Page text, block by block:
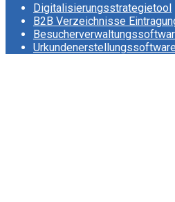
Digitalisierungsstrategietool
B2B Verzeichnisse
Urkundenerstellungssoftware